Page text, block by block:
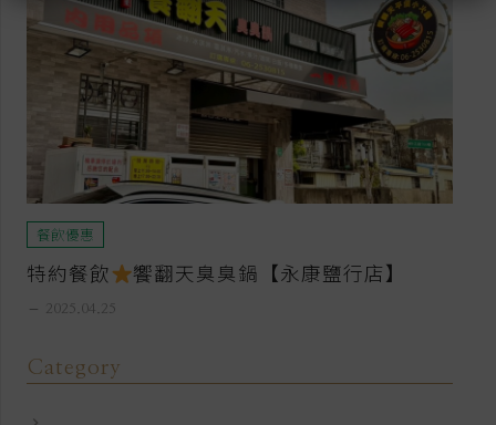
餐飲優惠
特約餐飲 饗翻天臭臭鍋【永康鹽行店】
remove 2025.04.25
Category